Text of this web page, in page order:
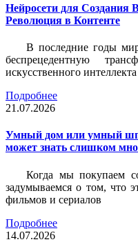
Нейросети для Создания
Революция в Контенте
В последние годы
беспрецедентную
искусственного интеллекта
Подробнее
21.07.2026
Умный дом или умный
может знать слишком
Когда мы покупаем
задумываемся о том, что
фильмов и сериалов
Подробнее
14.07.2026